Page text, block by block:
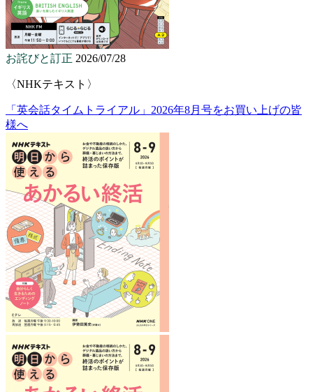
お詫びと訂正 2026/07/28
〈NHKテキスト〉
「英会話タイムトライアル」2026年8月号をお買い上げの皆
様へ